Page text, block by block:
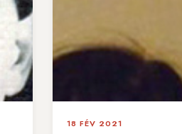
18 FÉV 2021